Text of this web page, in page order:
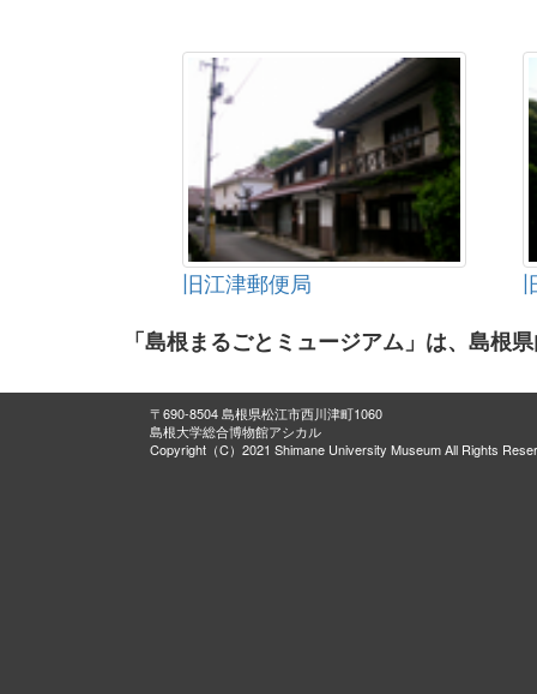
旧江津郵便局
「島根まるごとミュージアム」は、島根
〒690-8504 島根県松江市西川津町1060
島根大学総合博物館アシカル
Copyright（C）2021 Shimane University Museum All Rights